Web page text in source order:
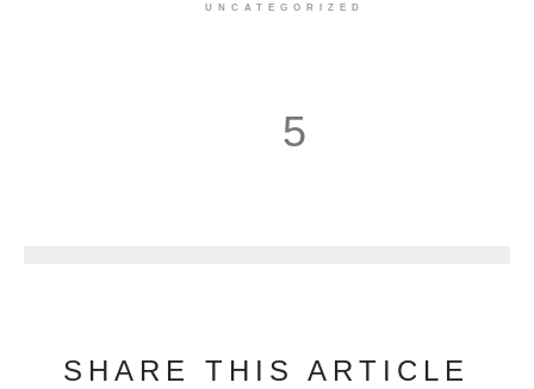
UNCATEGORIZED
5
SHARE THIS ARTICLE